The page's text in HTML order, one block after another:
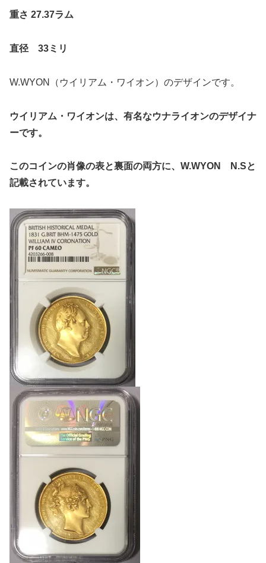
重さ 27.37ラム
直径 33ミリ
W.WYON（ウイリアム・ワイオン）のデザインです。
ウイリアム・ワイオンは、有名なウナライオンのデザイナ
ーです。
このコインの肖像の表と裏面の両方に、W.WYON N.Sと
記載されています。